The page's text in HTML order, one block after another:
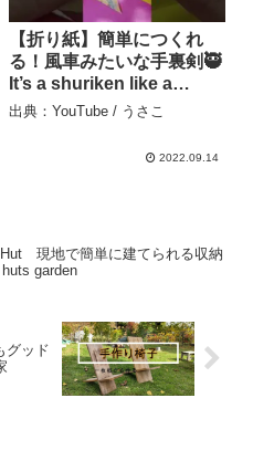
【折り紙】簡単につくれ
る！風車みたいな手裏剣🥷
It’s a shuriken like a
windmill that can be
り紙 #easy – うさこ
出典：YouTube / うさこ
2022.09.14
現地で簡単に建てられる収納
garden
グッド